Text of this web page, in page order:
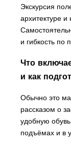
Экскурсия
архитектуре и
и гибкость по
Что
и как
Обычно это
рассказом о
удобную
подъёмах и в